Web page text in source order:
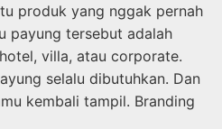
produk yang nggak pernah
payung tersebut adalah
villa, atau corporate.
selalu dibutuhkan. Dan
kembali tampil. Branding